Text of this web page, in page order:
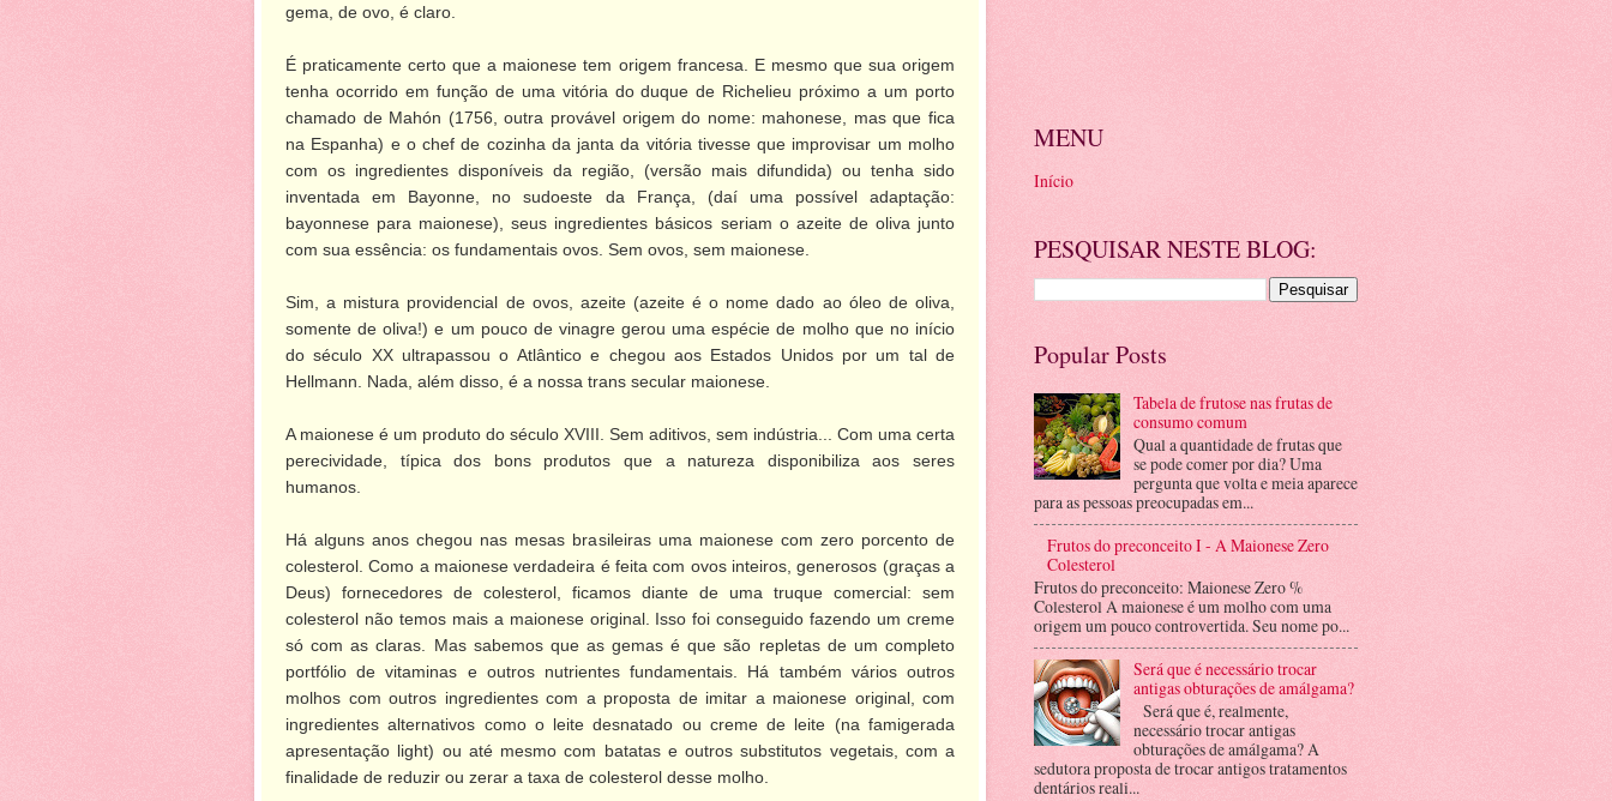
gema, de ovo, é claro.
É praticamente certo que a maionese tem origem francesa. E mesmo que sua origem
tenha ocorrido em função de uma vitória do duque de Richelieu próximo a um porto
chamado de Mahón (1756, outra provável origem do nome: mahonese, mas que fica
na Espanha) e o chef de cozinha da janta da vitória tivesse que improvisar um molho
com os ingredientes disponíveis da região, (versão mais difundida) ou tenha sido
inventada em Bayonne, no sudoeste da França, (daí uma possível adaptação:
bayonnese para maionese), seus ingredientes básicos seriam o azeite de oliva junto
com sua essência: os fundamentais ovos. Sem ovos, sem maionese.
Sim, a mistura providencial de ovos, azeite (azeite é o nome dado ao óleo de oliva,
somente de oliva!) e um pouco de vinagre gerou uma espécie de molho que no início
do século XX ultrapassou o Atlântico e chegou aos Estados Unidos por um tal de
Hellmann. Nada, além disso, é a nossa trans secular maionese.
A maionese é um produto do século XVIII. Sem aditivos, sem indústria... Com uma certa
perecividade, típica dos bons produtos que a natureza disponibiliza aos seres
humanos.
Há alguns anos chegou nas mesas brasileiras uma maionese com zero porcento de
colesterol. Como a maionese verdadeira é feita com ovos inteiros, generosos (graças a
Deus) fornecedores de colesterol, ficamos diante de uma truque comercial: sem
colesterol não temos mais a maionese original. Isso foi conseguido fazendo um creme
só com as claras. Mas sabemos que as gemas é que são repletas de um completo
portfólio de vitaminas e outros nutrientes fundamentais. Há também vários outros
molhos com outros ingredientes com a proposta de imitar a maionese original, com
ingredientes alternativos como o leite desnatado ou creme de leite (na famigerada
apresentação light) ou até mesmo com batatas e outros substitutos vegetais, com a
finalidade de reduzir ou zerar a taxa de colesterol desse molho.
MENU
Início
PESQUISAR NESTE BLOG:
Popular Posts
Tabela de frutose nas frutas de
consumo comum
Qual a quantidade de frutas que
se pode comer por dia? Uma
pergunta que volta e meia aparece
para as pessoas preocupadas em...
Frutos do preconceito I - A Maionese Zero
Colesterol
Frutos do preconceito: Maionese Zero %
Colesterol A maionese é um molho com uma
origem um pouco controvertida. Seu nome po...
Será que é necessário trocar
antigas obturações de amálgama?
Será que é, realmente,
necessário trocar antigas
obturações de amálgama? A
sedutora proposta de trocar antigos tratamentos
dentários reali...